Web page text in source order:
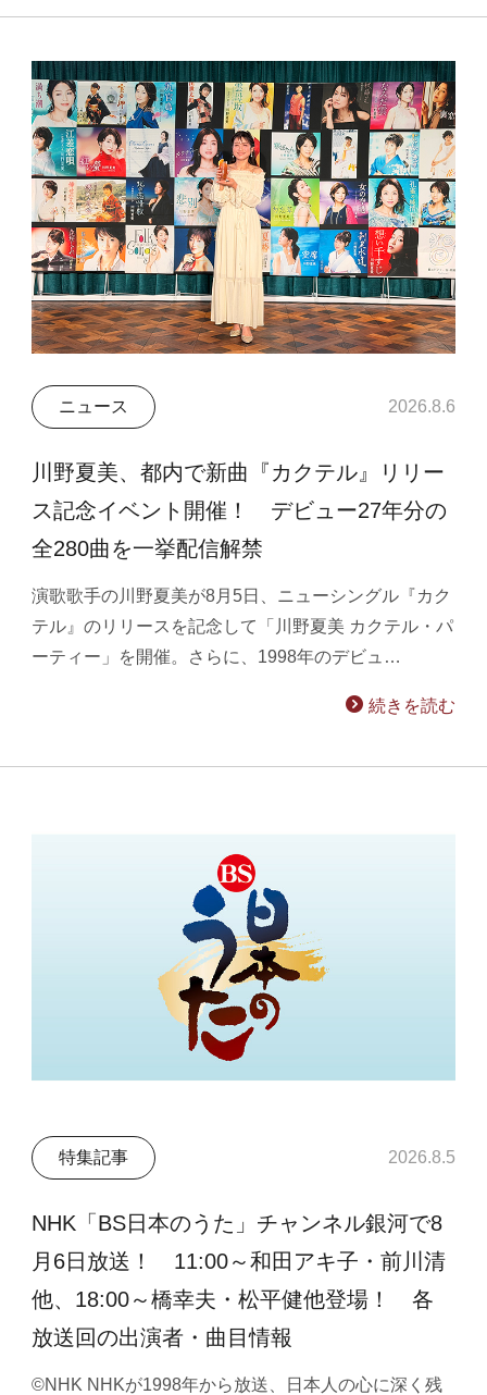
ニュース 2026.8.6
川野夏美、都内で新曲『カクテル』リリー
ス記念イベント開催！ デビュー27年分の
全280曲を一挙配信解禁
演歌歌手の川野夏美が8月5日、ニューシングル『カク
テル』のリリースを記念して「川野夏美 カクテル・パ
ーティー」を開催。さらに、1998年のデビュ…
続きを読む
特集記事 2026.8.5
NHK「BS日本のうた」チャンネル銀河で8
月6日放送！ 11:00～和田アキ子・前川清
他、18:00～橋幸夫・松平健他登場！ 各
放送回の出演者・曲目情報
©NHK NHKが1998年から放送、日本人の心に深く残